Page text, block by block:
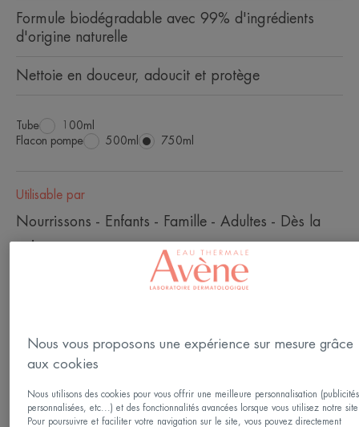
Formule biodégradable avec 99% d'ingrédients
d'origine naturelle
Nettoie en douceur, adoucit et protège
Tube Tube
100ml
Flacon pompe
Flacon
500ml
Flacon
750ml
Utilisable par
Nourrissons - Enfants - Famille - Adultes - Dès la
naissance
Aux parties intimes - aux pieds
Nous vous proposons une expérience sur mesure grâce
aux cookies
Nous utilisons des cookies pour vous offrir une meilleure personnalisation (publicités
personnalisées, etc...) et des fonctionnalités avancées lorsque vous utilisez notre
Pour poursuivre et faciliter votre navigation sur le site, vous pouvez directement